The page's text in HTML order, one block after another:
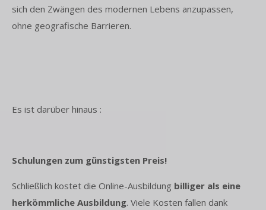
sich den Zwängen des modernen Lebens anzupassen,
ohne geografische Barrieren.
Es ist darüber hinaus :
Schulungen zum günstigsten Preis!
Schließlich kostet die Online-Ausbildung billiger als eine
herkömmliche Ausbildung. Viele Kosten fallen dank